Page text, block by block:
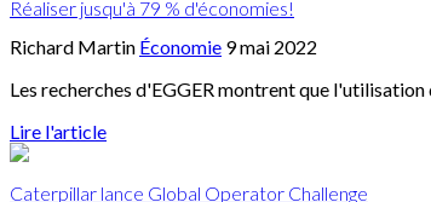
Réaliser jusqu'à 79 % d'économies!
Richard Martin Économie 9 mai 2022
Les recherches d'EGGER montrent que
Lire l'article
Caterpillar lance Global Operator Challenge